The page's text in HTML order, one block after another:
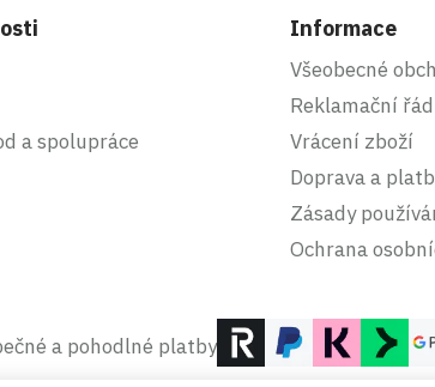
a spolupráce
Informace
Všeobecné
Reklamační řád
Vrácení zboží
Doprava a
Zásady
Ochrana
a pohodlné platby